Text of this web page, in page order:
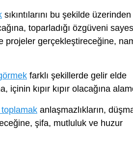
sıkıntılarını bu şekilde üzerinden
toparladığı özgüveni
projeler gerçekleştireceğine,
farklı şekillerde gelir elde
içinin kıpır kıpır olacağına
anlaşmazlıkların,
şifa, mutluluk ve huzur